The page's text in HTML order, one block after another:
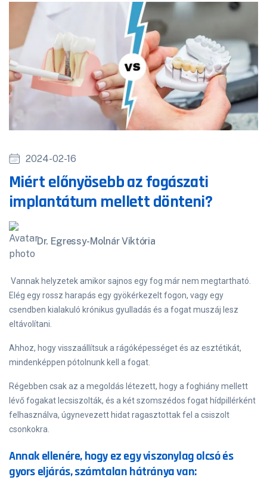
2024-02-16
Miért előnyösebb az fogászati
implantátum mellett dönteni?
Dr. Egressy-Molnár Viktória
Vannak helyzetek amikor sajnos egy fog már nem megtartható.
Elég egy rossz harapás egy gyökérkezelt fogon, vagy egy
csendben kialakuló krónikus gyulladás és a fogat muszáj lesz
eltávolítani.
Ahhoz, hogy visszaállítsuk a rágóképességet és az esztétikát,
mindenképpen pótolnunk kell a fogat.
Régebben csak az a megoldás létezett, hogy a foghiány mellett
lévő fogakat lecsiszolták, és a két szomszédos fogat hídpillérként
felhasználva, úgynevezett hidat ragasztottak fel a csiszolt
csonkokra.
Annak ellenére, hogy ez egy viszonylag olcsó és
gyors eljárás, számtalan hátránya van: